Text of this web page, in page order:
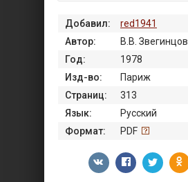
Добавил:
red1941
Автор:
В.В. Звегинцов
Год:
1978
Изд-во:
Париж
Страниц:
313
Язык:
Русский
Формат:
PDF